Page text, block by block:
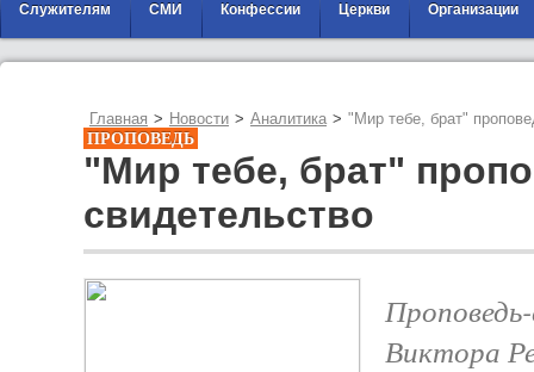
Служителям СМИ Конфессии Церкви Организации
Главная > Новости > Аналитика > "Мир тебе, брат"
ПРОПОВЕДЬ
"Мир тебе, брат"
свидетельство
Виктора